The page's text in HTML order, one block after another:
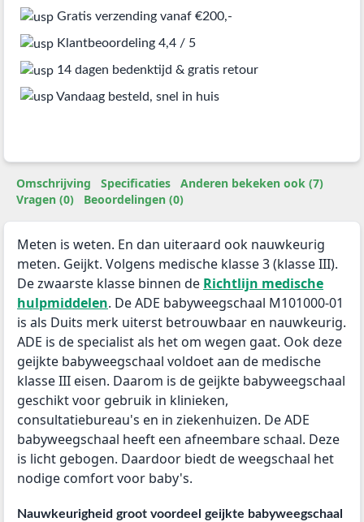
Gratis verzending vanaf €200,-
Klantbeoordeling 4,4 / 5
14 dagen bedenktijd & gratis retour
Vandaag besteld, snel in huis
Omschrijving Specificaties
Anderen bekeken ook (7)
Vragen (0)
Beoordelingen (0)
Meten is weten. En dan uiteraard ook nauwkeurig
meten. Geijkt. Volgens medische klasse 3 (klasse III).
De zwaarste klasse binnen de Richtlijn medische
hulpmiddelen. De ADE babyweegschaal M101000-01
is als Duits merk uiterst betrouwbaar en nauwkeurig.
ADE is de specialist als het om wegen gaat. Ook deze
geijkte babyweegschaal voldoet aan de medische
klasse III eisen. Daarom is de geijkte babyweegschaal
geschikt voor gebruik in klinieken,
consultatiebureau's en in ziekenhuizen. De ADE
babyweegschaal heeft een afneembare schaal. Deze
is licht gebogen. Daardoor biedt de weegschaal het
nodige comfort voor baby's.
Nauwkeurigheid groot voordeel geijkte babyweegschaal